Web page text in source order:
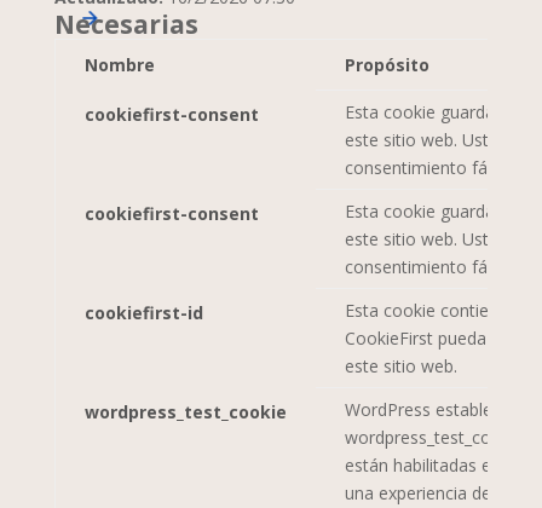
Necesarias
Nombre Propósito
cookiefirst-consent
Esta cookie guarda sus
este sitio web. Usted
consentimiento
cookiefirst-consent
Esta cookie guarda sus
este sitio web. Usted
consentimiento
cookiefirst-id
Esta cookie contiene su
CookieFirst pueda
este sitio web.
wordpress_test_cookie
WordPress establece
wordpress_test_cookie
están habilitadas en el
una experiencia de